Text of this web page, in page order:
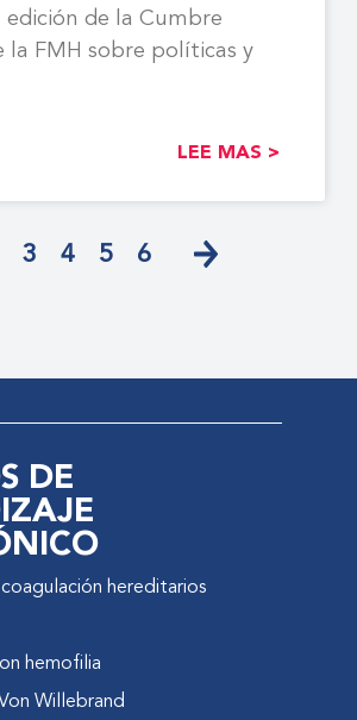
edición de la Cumbre
la FMH sobre políticas y
LEE MAS >
3 4 5 6
DE
coagulación hereditarios
hemofilia
Willebrand